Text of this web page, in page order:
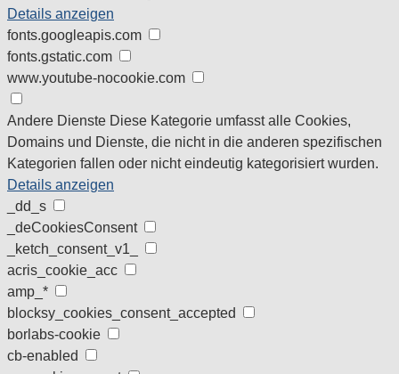
Details anzeigen
fonts.googleapis.com
fonts.gstatic.com
www.youtube-nocookie.com
Andere Dienste Diese Kategorie umfasst alle Cookies,
Domains und Dienste, die nicht in die anderen spezifischen
Kategorien fallen oder nicht eindeutig kategorisiert wurden.
Details anzeigen
_dd_s
_deCookiesConsent
_ketch_consent_v1_
acris_cookie_acc
amp_*
blocksy_cookies_consent_accepted
borlabs-cookie
cb-enabled